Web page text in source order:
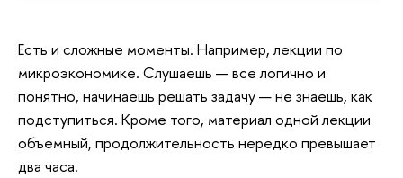
Есть и сложные моменты. Например, лекции по
микроэкономике. Слушаешь — все логично и
понятно, начинаешь решать задачу — не знаешь, как
подступиться. Кроме того, материал одной лекции
объемный, продолжительность нередко превышает
два часа.